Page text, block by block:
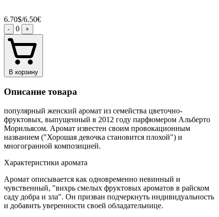
6.70$/6.50€
- 0 +
В корзину
Описание товара
популярный женский аромат из семейства цветочно-
фруктовых, выпущенный в 2012 году парфюмером Альберто
Морильясом. Аромат известен своим провокационным
названием ("Хорошая девочка становится плохой") и
многогранной композицией.
Характеристики аромата
Аромат описывается как одновременно невинный и
чувственный, "вихрь смелых фруктовых ароматов в райском
саду добра и зла". Он призван подчеркнуть индивидуальность
и добавить уверенности своей обладательнице.